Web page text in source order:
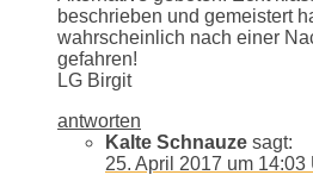
beschrieben und gemeistert
wahrscheinlich nach einer
gefahren!
LG Birgit
antworten
Kalte Schnauze sagt:
25. April 2017 um 14:03